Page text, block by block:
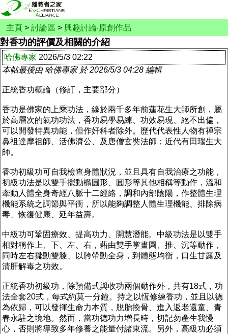
主頁 > 討論區 > 興趣討論‧原創作品
對香功的評價及相關的介紹
哈佛專家 2026/5/3 02:22
本帖最後由 哈佛專家 於 2026/5/3 04:28 編輯
正統香功概論（修訂，主要部分）
香功是佛家的上乘功法，緣於兩千多年前蓮花生大師所創，屬
於高層次的氣功功法，香功易學易練、功效易現、絕不出偏，
可以開發特異功能，但作奸科者除外。歷代代表性人物有禪宗
鼻祖達摩祖師、活佛濟公、及唐僧玄奘法師；近代有田瑞生大
師。
香功初級功可自我檢查身體狀況，並且具有自我治療之功能，
初級功法是以雙手擺動橢圓形、圓形等其他相稱等動作，溫和
牽動人體全身奇經八脈十二經絡，調和內部陰陽，作整體生理
機能系統之調節與平衝，所以能夠調整人體生理機能、排除病
毒、恢復健康、延年益壽。
中級功可鞏固療效、提高功力、開慧潛能。中級功法是以雙手
相對稱作上、下、左、右，藉由雙手掌畫圓、推、沉等動作，
同時左右擺動雙膝、以胯帶動全身，到體態均衡，口生甘露及
清肝解毒之功效。
正統香功初級功，除預備式與收功兩個動作外，共有18式，功
法全套20式，每式約莫一分鐘。持之以恆修練香功，並且以德
為依歸，可以發揮生命力本質，脫胎換骨、進入返老還童、青
春永駐之境地。然而，當功德功力增長時，切記勿產生我慢
心，否則將導致多年修養之能量付諸東流。另外，高級功必須